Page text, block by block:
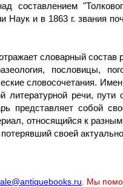
составлением
и в 1863 г. звания
словарный состав
пословицы,
словосочетания.
литературной речи,
представляет собой
относящийся к
своей
. Мы